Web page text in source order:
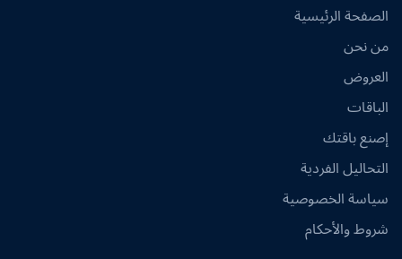
الصفحة الرئيسية
من نحن
العروض
الباقات
إصنع باقتك
التحاليل الفردية
سياسة الخصوصية
شروط والأحكام